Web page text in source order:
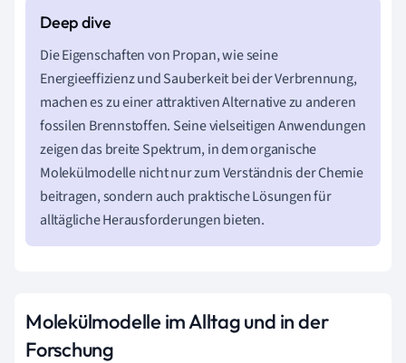
Die Eigenschaften von Propan, wie seine
Energieeffizienz und Sauberkeit bei der Verbrennung,
machen es zu einer attraktiven Alternative zu anderen
fossilen Brennstoffen. Seine vielseitigen Anwendungen
zeigen das breite Spektrum, in dem organische
Molekülmodelle nicht nur zum Verständnis der Chemie
beitragen, sondern auch praktische Lösungen für
alltägliche Herausforderungen bieten.
Molekülmodelle im Alltag und in der
Forschung